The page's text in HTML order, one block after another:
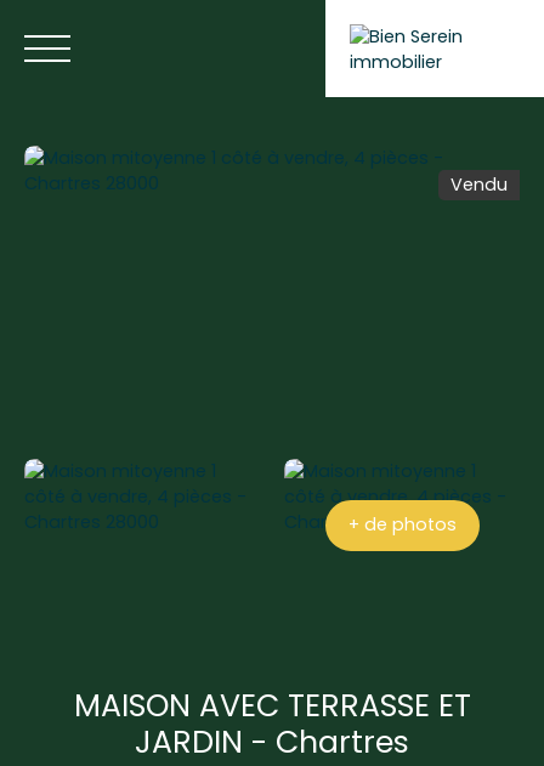
Vendu
+ de photos
MAISON AVEC TERRASSE ET
JARDIN - Chartres